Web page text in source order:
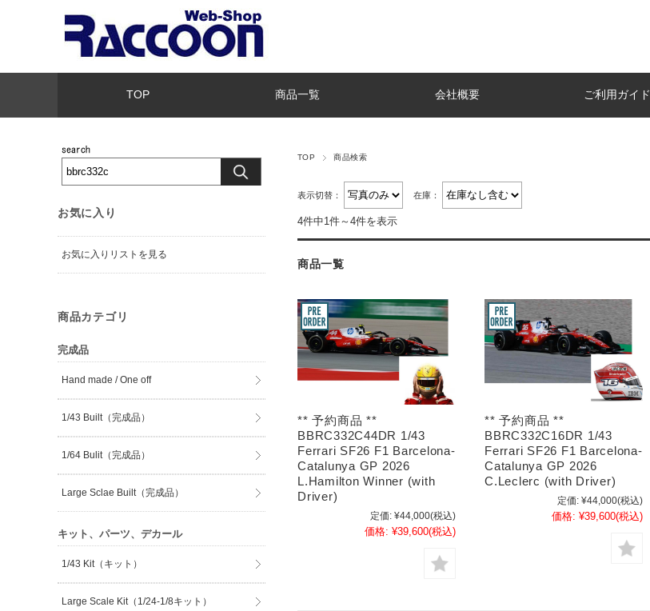
TOP 商品一覧 会社概要 ご利用ガイド
TOP 商品検索
表示切替： 在庫：
4件中1件～4件を表示
商品一覧
** 予約商品 **
BBRC332C44DR 1/43
Ferrari SF26 F1 Barcelona-
Catalunya GP 2026
L.Hamilton Winner (with
Driver)
定価: ¥44,000(税込)
価格: ¥39,600(税込)
** 予約商品 **
BBRC332C16DR 1/43
Ferrari SF26 F1 Barcelona-
Catalunya GP 2026
C.Leclerc (with Driver)
定価: ¥44,000(税込)
価格: ¥39,600(税込)
お気に入り
お気に入りリストを見る
商品カテゴリ
完成品
Hand made / One off
1/43 Built（完成品）
1/64 Bulit（完成品）
Large Sclae Built（完成品）
キット、パーツ、デカール
1/43 Kit（キット）
Large Scale Kit（1/24-1/8キット）